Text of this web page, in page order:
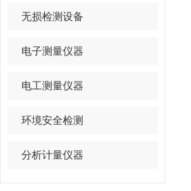
无损检测设备
电子测量仪器
电工测量仪器
环境安全检测
分析计量仪器